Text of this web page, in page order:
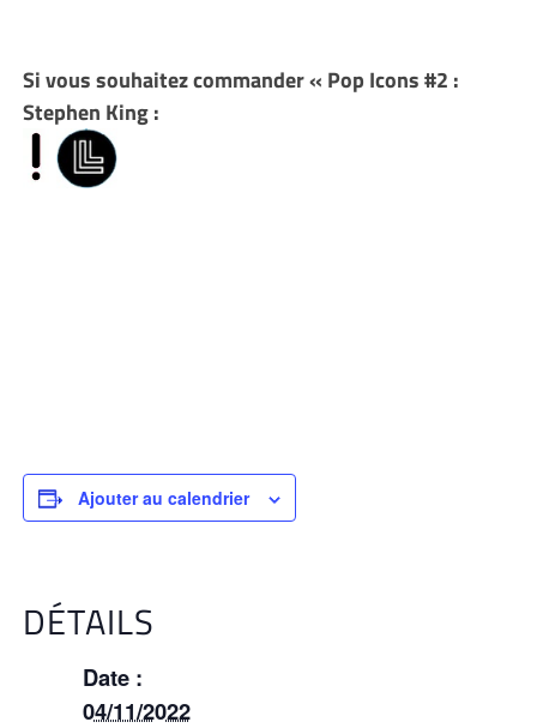
Si vous souhaitez commander « Pop Icons #2 :
Stephen King :
Ajouter au calendrier
DÉTAILS
Date :
04/11/2022